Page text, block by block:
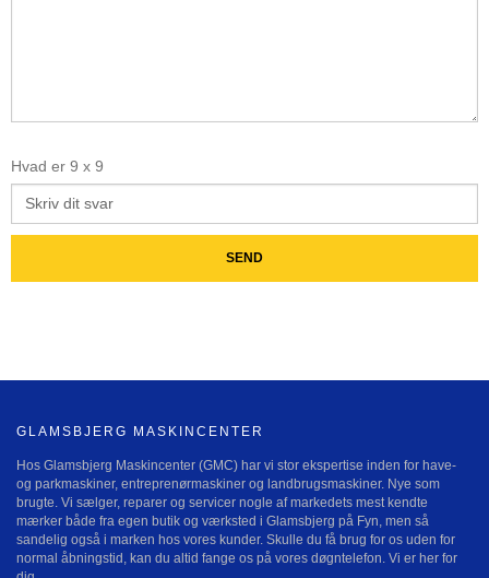
Hvad er 9 x 9
GLAMSBJERG MASKINCENTER
Hos Glamsbjerg Maskincenter (GMC) har vi stor ekspertise inden for have-
og parkmaskiner, entreprenørmaskiner og landbrugsmaskiner. Nye som
brugte. Vi sælger, reparer og servicer nogle af markedets mest kendte
mærker både fra egen butik og værksted i Glamsbjerg på Fyn, men så
sandelig også i marken hos vores kunder. Skulle du få brug for os uden for
normal åbningstid, kan du altid fange os på vores døgntelefon. Vi er her for